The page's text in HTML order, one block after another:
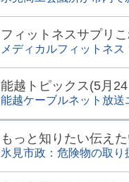
フィットネスサプリ
メディカルフィットネ
能越トピックス(5月
能越ケーブルネット放送
もっと知りたい伝え
氷見市政：危険物の取り